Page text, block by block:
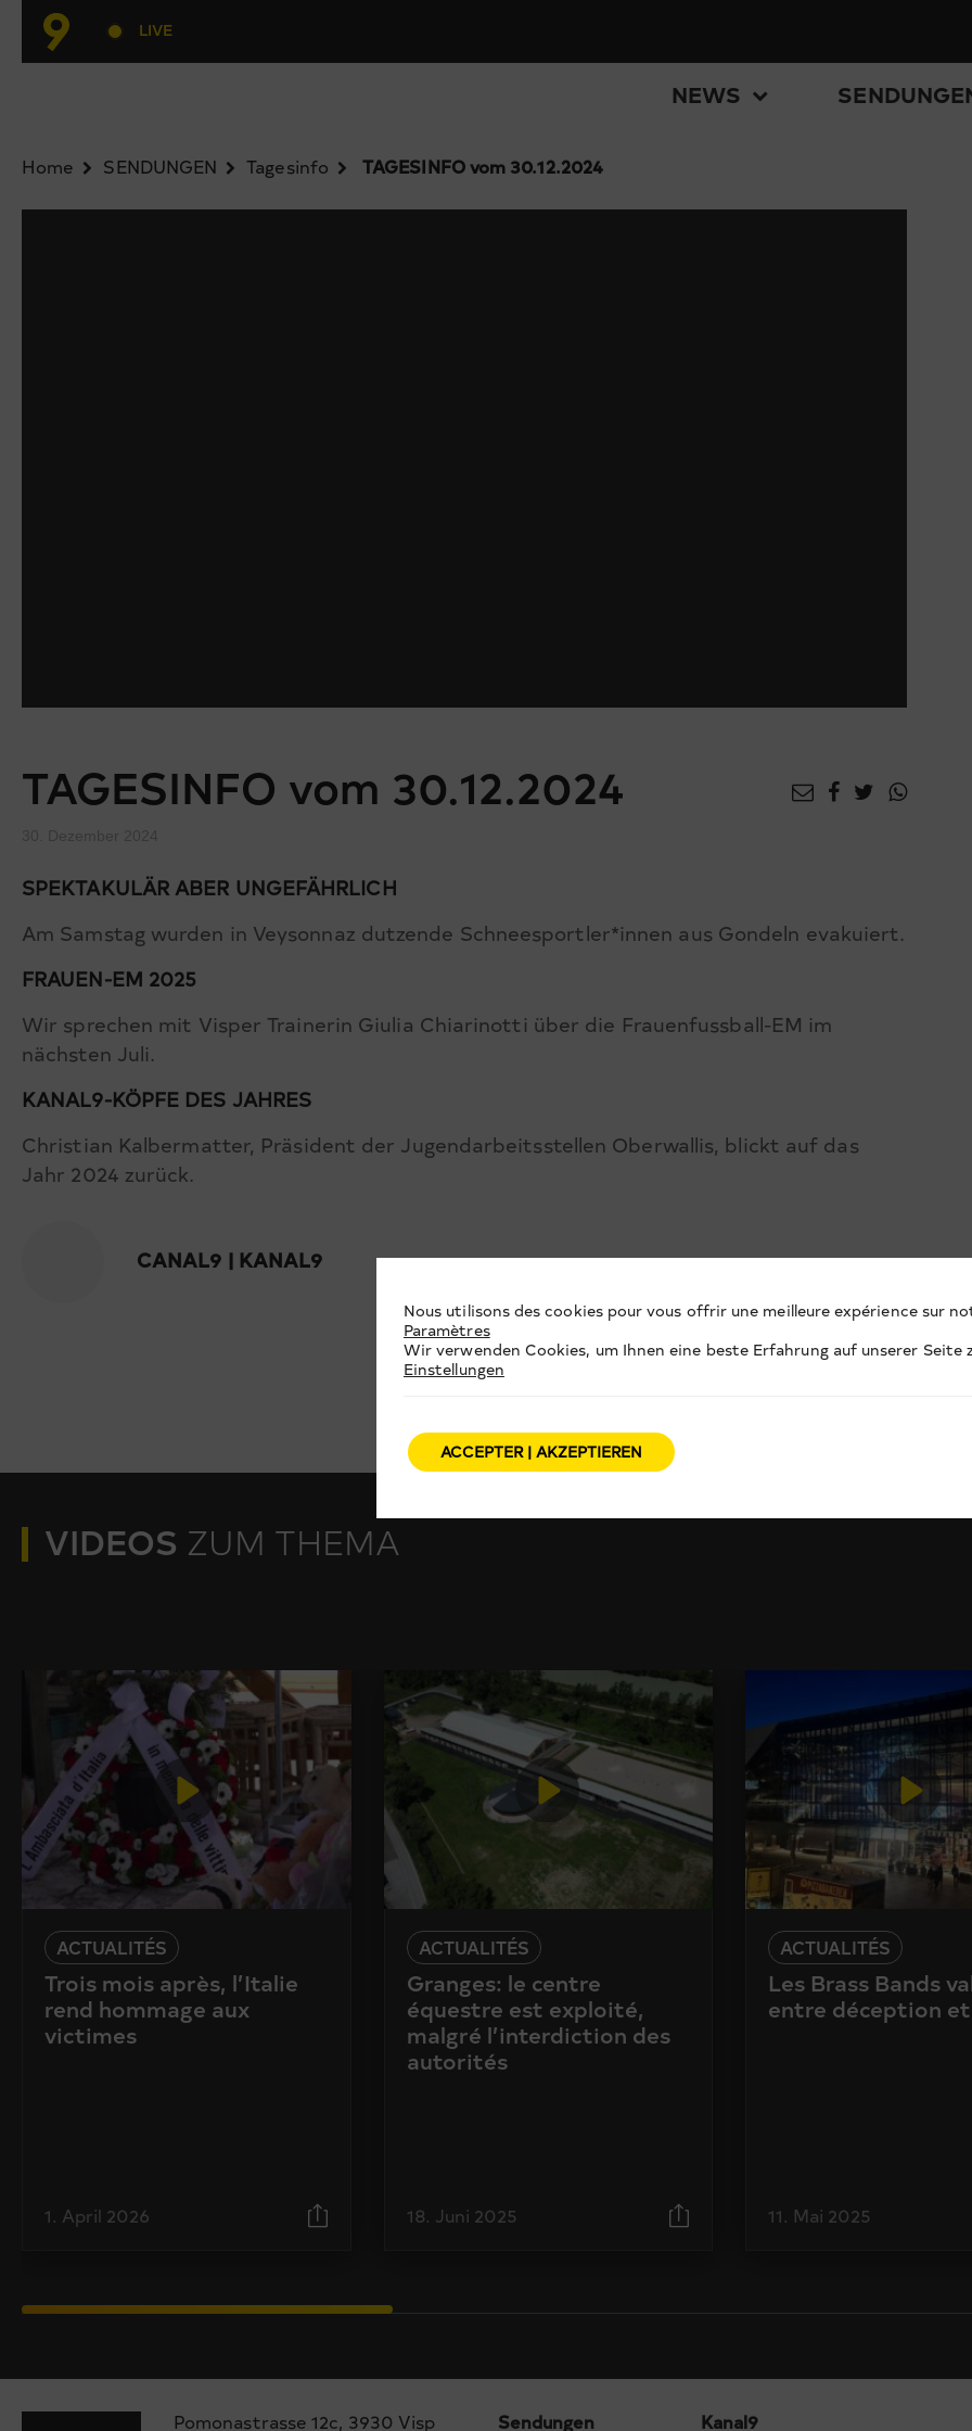
LIVE
NEWS
Home SENDUNGEN Tagesinfo TAGESINFO vom 30.12.2024
TAGESINFO vom 30.12.2024
SPEKTAKULÄR ABER UNGEFÄHRLICH
Am Samstag wurden in Veysonnaz dutzende Schneesportler*innen aus Gondeln evakuiert.
FRAUEN-EM 2025
Wir sprechen mit Visper Trainerin Giulia Chiarinotti über die Frauenfussball-EM im
nächsten Juli.
KANAL9-KÖPFE DES JAHRES
Christian Kalbermatter, Präsident der Jugendarbeitsstellen Oberwallis, blickt auf das
Jahr 2024 zurück.
CANAL9 | KANAL9
VIDEOS ZUM THEMA
ACTUALITÉS
Trois mois après, l’Italie
rend hommage aux
victimes
1. April 2026
ACTUALITÉS
Granges: le centre
équestre est exploité,
malgré l’interdiction des
autorités
18. Juni 2025
ACTUALITÉS
Les Brass Bands
entre déception
11. Mai 2025
Pomonastrasse 12c, 3930 Visp Sendungen Kanal9
Nous utilisons des cookies pour vous offrir une meilleure expérience sur
Paramètres
Wir verwenden Cookies, um Ihnen eine beste Erfahrung auf unserer Seite
Einstellungen
ACCEPTER | AKZEPTIEREN